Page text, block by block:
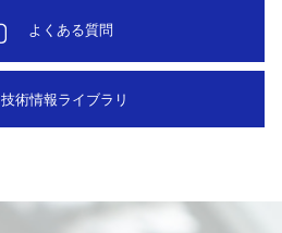
よくある質問
技術情報ライブラリ